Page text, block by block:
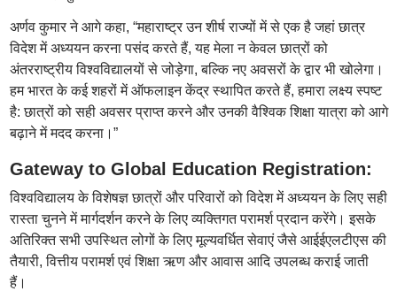
अर्णव कुमार ने आगे कहा, “महाराष्ट्र उन शीर्ष राज्यों में से एक है जहां छात्र
विदेश में अध्ययन करना पसंद करते हैं, यह मेला न केवल छात्रों को
अंतरराष्ट्रीय विश्वविद्यालयों से जोड़ेगा, बल्कि नए अवसरों के द्वार भी खोलेगा।
हम भारत के कई शहरों में ऑफलाइन केंद्र स्थापित करते हैं, हमारा लक्ष्य स्पष्ट
है: छात्रों को सही अवसर प्राप्त करने और उनकी वैश्विक शिक्षा यात्रा को आगे
बढ़ाने में मदद करना।”
Gateway to Global Education Registration:
विश्वविद्यालय के विशेषज्ञ छात्रों और परिवारों को विदेश में अध्ययन के लिए सही
रास्ता चुनने में मार्गदर्शन करने के लिए व्यक्तिगत परामर्श प्रदान करेंगे। इसके
अतिरिक्त सभी उपस्थित लोगों के लिए मूल्यवर्धित सेवाएं जैसे आईईएलटीएस की
तैयारी, वित्तीय परामर्श एवं शिक्षा ऋण और आवास आदि उपलब्ध कराई जाती
हैं।